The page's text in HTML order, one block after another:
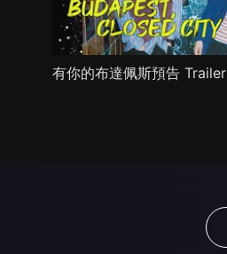
有你的布達佩斯預告 Trailer